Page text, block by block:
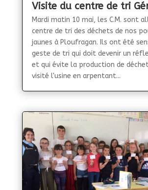
Visite du centre de tri
Mardi matin 10 mai, les C.M. sont
centre de tri des déchets de nos
jaunes à Ploufragan. Ils ont été
geste de tri qui doit devenir un
et qui évite la production de
visité l'usine en arpentant...